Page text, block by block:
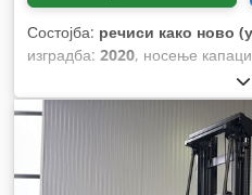
Состојба: речиси како ново
изградба: 2020, носење
,
работни часови:415 h, тип на
јарбол: